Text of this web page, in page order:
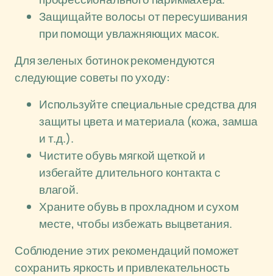
Защищайте волосы от пересушивания
при помощи увлажняющих масок.
Для зеленых ботинок рекомендуются
следующие советы по уходу:
Используйте специальные средства для
защиты цвета и материала (кожа, замша
и т.д.).
Чистите обувь мягкой щеткой и
избегайте длительного контакта с
влагой.
Храните обувь в прохладном и сухом
месте, чтобы избежать выцветания.
Соблюдение этих рекомендаций поможет
сохранить яркость и привлекательность